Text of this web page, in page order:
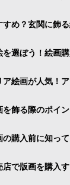
すめ？玄関に飾
選ぼう！絵画
ア絵画が人気！
を飾る際のポイ
の購入前に知っ
で版画を購入